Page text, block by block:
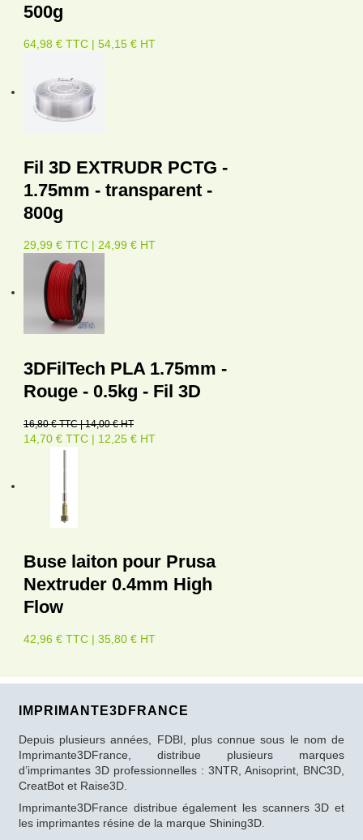
500g
64,98 € TTC | 54,15 € HT
Fil 3D EXTRUDR PCTG -
1.75mm - transparent -
800g
29,99 € TTC | 24,99 € HT
3DFilTech PLA 1.75mm -
Rouge - 0.5kg - Fil 3D
16,80 € TTC | 14,00 € HT
14,70 € TTC | 12,25 € HT
Buse laiton pour Prusa
Nextruder 0.4mm High
Flow
42,96 € TTC | 35,80 € HT
IMPRIMANTE3DFRANCE
Depuis plusieurs années, FDBI, plus connue sous le nom de
Imprimante3DFrance, distribue plusieurs marques
d’imprimantes 3D professionnelles : 3NTR, Anisoprint, BNC3D,
CreatBot et Raise3D.
Imprimante3DFrance distribue également les scanners 3D et
les imprimantes résine de la marque Shining3D.